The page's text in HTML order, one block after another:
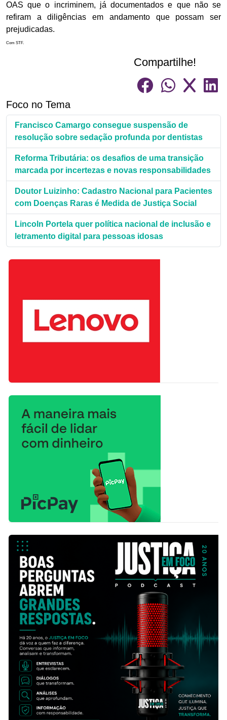
OAS que o incriminem, já documentados e que não se
refiram a diligências em andamento que possam ser
prejudicadas.
Com STF.
Compartilhe!
Foco no Tema
Francisco Camargo consegue suspensão de
resolução sobre sedação profunda por dentistas
Reforma Tributária: os desafios de uma transição
marcada por incertezas e novas responsabilidades
Doutor Luizinho: Cadastro Nacional para Pacientes
com Doenças Raras é Medida de Justiça Social
Lincoln Portela quer política nacional de inclusão e
letramento digital para pessoas idosas